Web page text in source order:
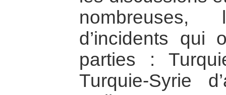
nombreuses,
d’incidents qui
parties :
Turquie-Syrie